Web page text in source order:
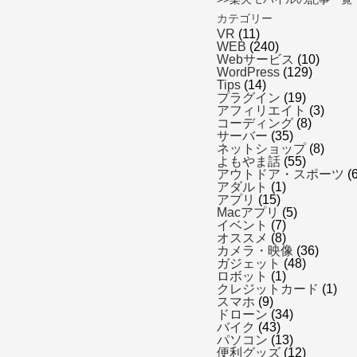
カテゴリー
VR (11)
WEB (240)
Webサービス (10)
WordPress (129)
Tips (14)
プラグイン (19)
アフィリエイト (3)
コーディング (8)
サーバー (35)
ネットショップ(8)
よもやま話 (55)
アウトドア・スポーツ
アダルト (1)
アプリ (15)
Macアプリ (5)
イベント (7)
オススメ (8)
カメラ・映像 (36)
ガジェット (48)
ロボット (1)
クレジットカード (1)
スマホ (9)
ドローン (34)
バイク (43)
パソコン (13)
便利グッズ (12)